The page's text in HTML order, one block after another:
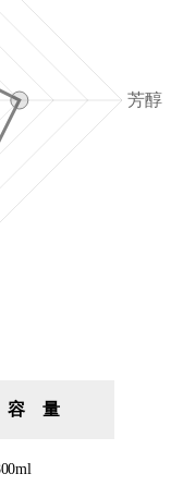
容 量